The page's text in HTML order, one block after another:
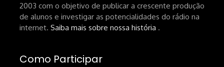
2003 com o objetivo de publicar a crescente produção
de alunos e investigar as potencialidades do rádio na
internet. Saiba mais sobre nossa história .
Como Participar